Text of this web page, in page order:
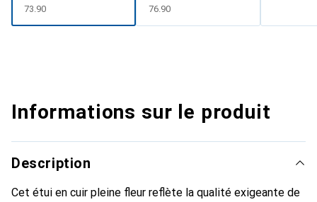
Pantone
#8B4720)
CHF
73.90 CHF
76.90
Informations sur le produit
Description
Cet étui en cuir pleine fleur reflète la qualité exigeante de